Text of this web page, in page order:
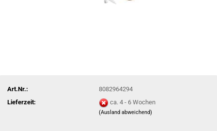
Art.Nr.:
8082964294
Lieferzeit:
ca. 4 - 6 Wochen
(Ausland abweichend)